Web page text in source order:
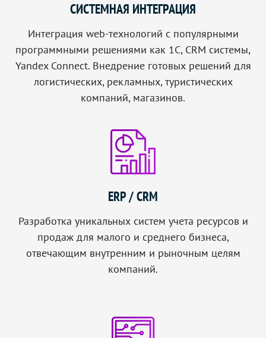
СИСТЕМНАЯ ИНТЕГРАЦИЯ
Интеграция web-технологий с популярными
программными решениями как 1C, CRM системы,
Yandex Connect. Внедрение готовых решений для
логистических, рекламных, туристических
компаний, магазинов.
ERP / CRM
Разработка уникальных систем учета ресурсов и
продаж для малого и среднего бизнеса,
отвечающим внутренним и рыночным целям
компаний.